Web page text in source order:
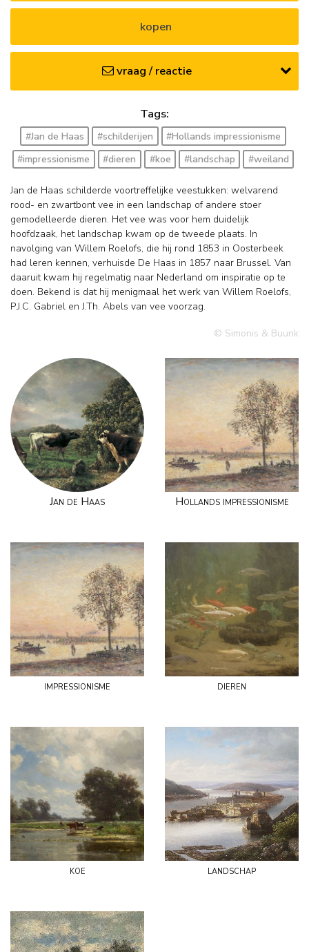
kopen
vraag / reactie
Tags:
#Jan de Haas #schilderijen
#Hollands impressionisme
#impressionisme
#dieren #koe #landschap #weiland
Jan de Haas schilderde voortreffelijke veestukken: welvarend
rood- en zwartbont vee in een landschap of andere stoer
gemodelleerde dieren. Het vee was voor hem duidelijk
hoofdzaak, het landschap kwam op de tweede plaats. In
navolging van Willem Roelofs, die hij rond 1853 in Oosterbeek
had leren kennen, verhuisde De Haas in 1857 naar Brussel. Van
daaruit kwam hij regelmatig naar Nederland om inspiratie op te
doen. Bekend is dat hij menigmaal het werk van Willem Roelofs,
P.J.C. Gabriel en J.Th. Abels van vee voorzag.
© Simonis & Buunk
Jan de Haas Hollands impressionisme
impressionisme dieren
koe landschap